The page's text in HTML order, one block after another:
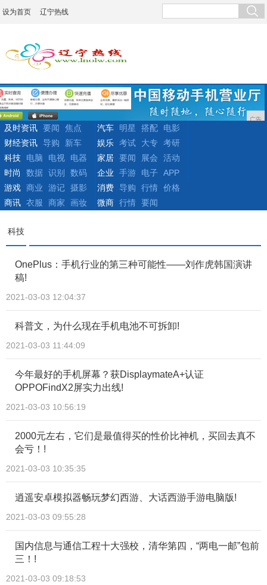
设为首页 辽宁热线
广告
及时资讯 要闻
焦点
财经资讯 导购 新车
汽车 明星 搭配
电影
娱乐 考试 大专 考研
科技
电脑 电视
电器
时尚
数据 识别 数码
家居 要闻 展会
活动
企业
手游 电子
APP
游戏 商业 游记 摄影
商讯 衣服 商家 画妆
消费 导购 行情 价格
微商 行情 要闻
科技
OnePlus：手机行业的第三种可能性——刘作虎韩国演讲
稿!
2021-03-03 12:04:37
科普文，为什么现在手机电池不可拆卸!
2021-03-03 11:44:09
今年最好的手机屏幕？获DisplaymateA+认证
OPPOFindX2屏实力出线!
2021-03-03 10:56:19
2000元左右，它们是最值得买的性价比神机，买回去真不
会亏！!
2021-03-03 10:35:35
逍遥安卓模拟器畅玩梦幻西游、大话西游手游电脑版!
2021-03-03 09:55:28
国内信息与通信工程十大强校，清华第四，“两电一邮”包前
三！!
2021-03-03 09:18:53